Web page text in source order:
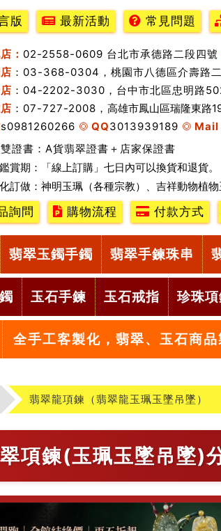
版 最新活動 常見問題
： 02-2558-0609 台北市承德路二段四號
：03-368-0304，桃園市八德區介壽路
：04-2202-3030，台中市北區忠明路
：07-727-2008， 高雄市鳳山區瑞隆東路
s0981260266 QQ3013939189 Mail
證書：A貨翡翠證書＋店家保證書
賞期：「線上訂購」七日內可以換貨和退貨。
訂做：神明玉珮（各種宗教）、吉祥動物植物
詢問
購物流程 付款方式
翡翠玉鐲手鐲 翡翠手鍊珠串
玉石手鍊 玉石戒指 珍珠項
全手工客製化，翡翠、玉石商品
翡翠龍項鍊（翡翠龍玉珮玉墜吊墜）
項鍊(玉珮玉墜吊墜)